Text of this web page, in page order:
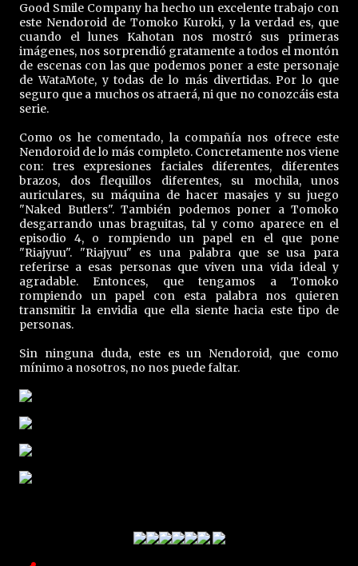
Good Smile Company ha hecho un excelente trabajo con
este Nendoroid de Tomoko Kuroki, y la verdad es, que
cuando el lunes Kahotan nos mostró sus primeras
imágenes, nos sorprendió gratamente a todos el montón
de escenas con las que podemos poner a este personaje
de WataMote, y todas de lo más divertidas. Por lo que
seguro que a muchos os atraerá, ni que no conozcáis esta
serie.
Como os he comentado, la compañía nos ofrece este
Nendoroid de lo más completo. Concretamente nos viene
con: tres expresiones faciales diferentes, diferentes
brazos, dos flequillos diferentes, su mochila, unos
auriculares, su máquina de hacer masajes y su juego
"Naked Butlers". También podemos poner a Tomoko
desgarrando unas braguitas, tal y como aparece en el
episodio 4, o rompiendo un papel en el que pone
"Riajyuu". "Riajyuu" es una palabra que se usa para
referirse a esas personas que viven una vida ideal y
agradable. Entonces, que tengamos a Tomoko
rompiendo un papel con esta palabra nos quieren
transmitir la envidia que ella siente hacia este tipo de
personas.
Sin ninguna duda, este es un Nendoroid, que como
mínimo a nosotros, no nos puede faltar.